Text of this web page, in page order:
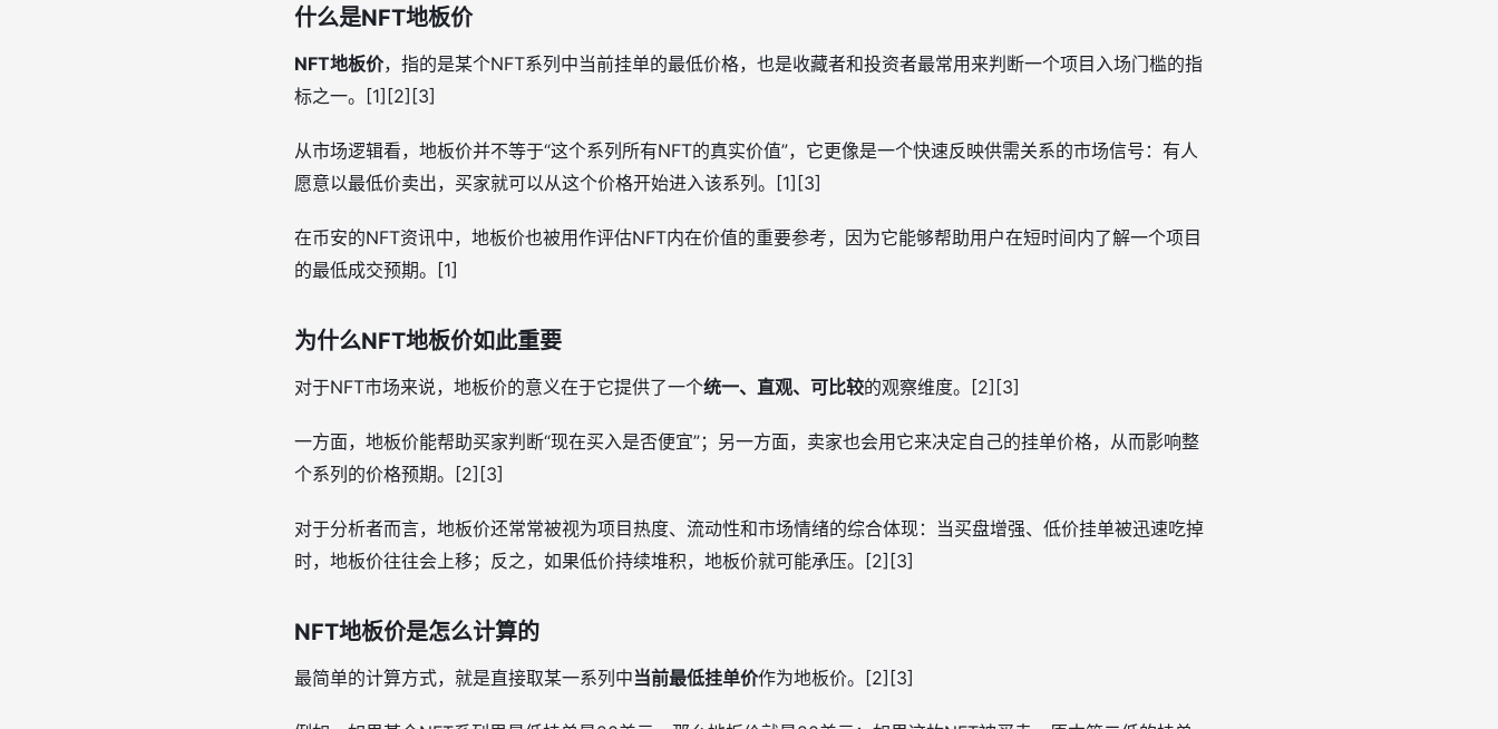
什么是NFT地板价
NFT地板价，指的是某个NFT系列中当前挂单的最低价格，也是收藏者和投资者最常用来判断一个项目入场门槛的指
标之一。[1][2][3]
从市场逻辑看，地板价并不等于“这个系列所有NFT的真实价值”，它更像是一个快速反映供需关系的市场信号：有人
愿意以最低价卖出，买家就可以从这个价格开始进入该系列。[1][3]
在币安的NFT资讯中，地板价也被用作评估NFT内在价值的重要参考，因为它能够帮助用户在短时间内了解一个项目
的最低成交预期。[1]
为什么NFT地板价如此重要
对于NFT市场来说，地板价的意义在于它提供了一个统一、直观、可比较的观察维度。[2][3]
一方面，地板价能帮助买家判断“现在买入是否便宜”；另一方面，卖家也会用它来决定自己的挂单价格，从而影响整
个系列的价格预期。[2][3]
对于分析者而言，地板价还常常被视为项目热度、流动性和市场情绪的综合体现：当买盘增强、低价挂单被迅速吃掉
时，地板价往往会上移；反之，如果低价持续堆积，地板价就可能承压。[2][3]
NFT地板价是怎么计算的
最简单的计算方式，就是直接取某一系列中当前最低挂单价作为地板价。[2][3]